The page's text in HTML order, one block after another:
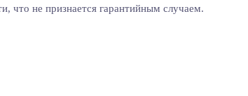
что не признается гарантийным случаем.